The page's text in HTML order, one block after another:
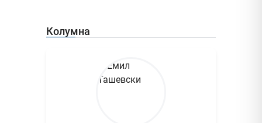
Колумна